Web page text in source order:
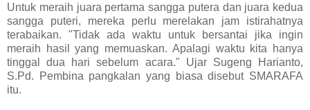
Untuk meraih juara pertama sangga putera dan juara kedua
sangga puteri, mereka perlu merelakan jam istirahatnya
terabaikan. "Tidak ada waktu untuk bersantai jika ingin
meraih hasil yang memuaskan. Apalagi waktu kita hanya
tinggal dua hari sebelum acara." Ujar Sugeng Harianto,
S.Pd. Pembina pangkalan yang biasa disebut SMARAFA
itu.